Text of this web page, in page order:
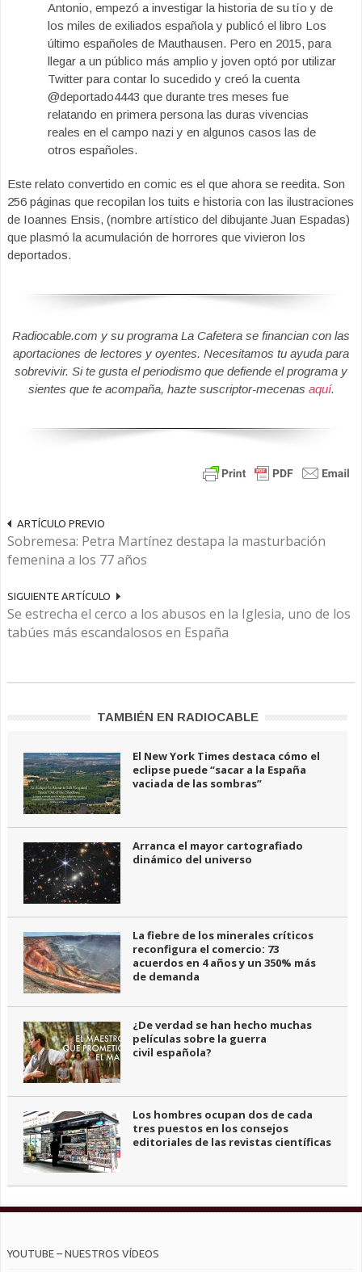
Antonio, empezó a investigar la historia de su tío y de
los miles de exiliados española y publicó el libro Los
último españoles de Mauthausen. Pero en 2015, para
llegar a un público más amplio y joven optó por utilizar
Twitter para contar lo sucedido y creó la cuenta
@deportado4443 que durante tres meses fue
relatando en primera persona las duras vivencias
reales en el campo nazi y en algunos casos las de
otros españoles.
Este relato convertido en comic es el que ahora se reedita. Son
256 páginas que recopilan los tuits e historia con las ilustraciones
de Ioannes Ensis, (nombre artístico del dibujante Juan Espadas)
que plasmó la acumulación de horrores que vivieron los
deportados.
Radiocable.com y su programa La Cafetera se financian con las
aportaciones de lectores y oyentes. Necesitamos tu ayuda para
sobrevivir. Si te gusta el periodismo que defiende el programa y
sientes que te acompaña, hazte suscriptor-mecenas aquí.
ARTÍCULO PREVIO
Sobremesa: Petra Martínez destapa la masturbación
femenina a los 77 años
SIGUIENTE ARTÍCULO
Se estrecha el cerco a los abusos en la Iglesia, uno de los
tabúes más escandalosos en España
TAMBIÉN EN RADIOCABLE
El New York Times destaca cómo el
eclipse puede “sacar a la España
vaciada de las sombras”
Arranca el mayor cartografiado
dinámico del universo
La fiebre de los minerales críticos
reconfigura el comercio: 73
acuerdos en 4 años y un 350% más
de demanda
¿De verdad se han hecho muchas
películas sobre la guerra
civil española?
Los hombres ocupan dos de cada
tres puestos en los consejos
editoriales de las revistas científicas
YOUTUBE – NUESTROS VÍDEOS